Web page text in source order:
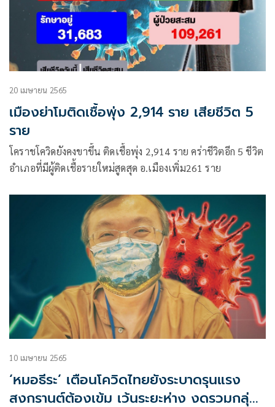
20 เมษายน 2565
เมืองย่าโมติดเชื้อพุ่ง 2,914 ราย เสียชีวิต 5
ราย
โคราชโควิดยังคงขาขึ้น ติดเชื้อพุ่ง 2,914 ราย คร่าชีวิตอีก 5 ชีวิต
อำเภอที่มีผู้ติดเชื้อรายใหม่สูดสุด อ.เมืองเพิ่ม261 ราย
10 เมษายน 2565
‘หมอธีระ’ เตือนโควิดไทยยังระบาดรุนแรง
สงกรานต์ต้องเข้ม เว้นระยะห่าง งดรวมกลุ่ม